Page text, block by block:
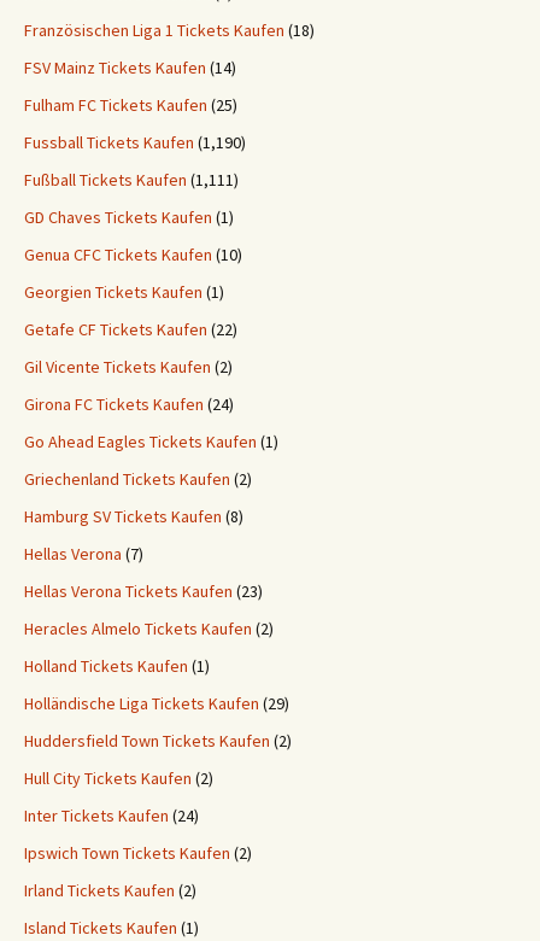
Französischen Liga 1 Tickets Kaufen (18)
FSV Mainz Tickets Kaufen (14)
Fulham FC Tickets Kaufen (25)
Fussball Tickets Kaufen (1,190)
Fußball Tickets Kaufen (1,111)
GD Chaves Tickets Kaufen (1)
Genua CFC Tickets Kaufen (10)
Georgien Tickets Kaufen (1)
Getafe CF Tickets Kaufen (22)
Gil Vicente Tickets Kaufen (2)
Girona FC Tickets Kaufen (24)
Go Ahead Eagles Tickets Kaufen (1)
Griechenland Tickets Kaufen (2)
Hamburg SV Tickets Kaufen (8)
Hellas Verona (7)
Hellas Verona Tickets Kaufen (23)
Heracles Almelo Tickets Kaufen (2)
Holland Tickets Kaufen (1)
Holländische Liga Tickets Kaufen (29)
Huddersfield Town Tickets Kaufen (2)
Hull City Tickets Kaufen (2)
Inter Tickets Kaufen (24)
Ipswich Town Tickets Kaufen (2)
Irland Tickets Kaufen (2)
Island Tickets Kaufen (1)